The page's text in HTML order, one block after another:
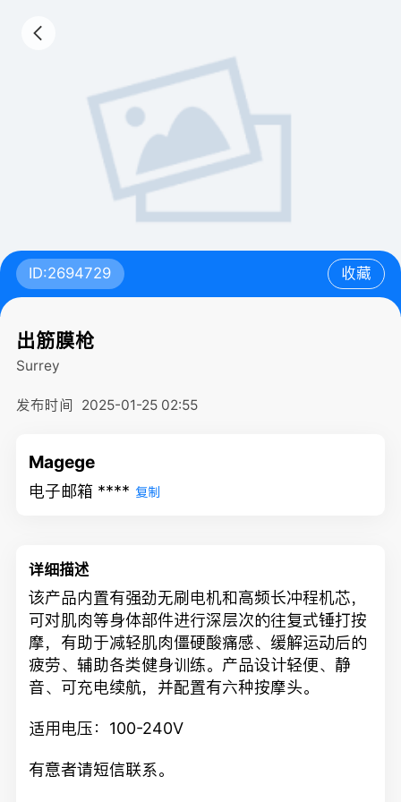
ID:2694729 收藏
出筋膜枪
Surrey
发布时间 2025-01-25 02:55
Magege
电子邮箱 **** 复制
详细描述
该产品内置有强劲无刷电机和高频长冲程机芯，
可对肌肉等身体部件进行深层次的往复式锤打按
摩，有助于减轻肌肉僵硬酸痛感、缓解运动后的
疲劳、辅助各类健身训练。产品设计轻便、静
音、可充电续航，并配置有六种按摩头。
适用电压：100-240V
有意者请短信联系。